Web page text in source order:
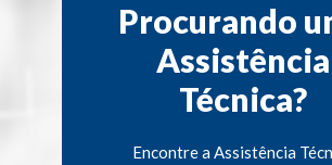
Procurando
Assistência
Técnica?
Encontre a Assistência